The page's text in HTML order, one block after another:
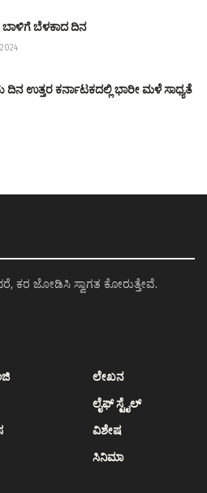
ಬಾಳಿಗೆ ಬೆಳಕಾದ ದಿನ
ಉತ್ತರ ಕರ್ನಾಟಕದಲ್ಲಿ ಭಾರೀ ಮಳೆ ಸಾಧ್ಯತೆ
ಕರ ಜೋಡಿಸಿ ಸ್ವಾಗತ ಕೋರುತ್ತೇವೆ.
ಲೇಖನ
ಲೈಫ್ ಸ್ಟೈಲ್
ವಿಶೇಷ
ಸಿನಿಮಾ